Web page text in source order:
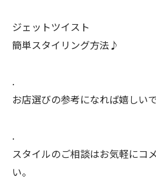
ジェットツイスト
簡単スタイリング方法♪
.
お店選びの参考になれば嬉しい
.
スタイルのご相談はお気軽にコ
い。